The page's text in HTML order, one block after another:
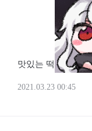
맛있는 떡
2021.03.23 00:45